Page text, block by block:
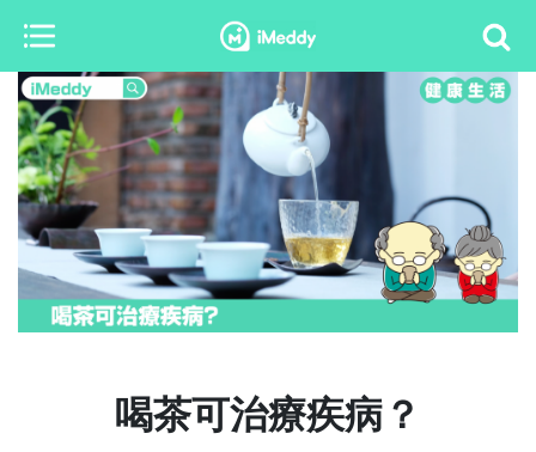
喝茶可治療疾病？